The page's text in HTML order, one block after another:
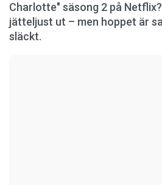
Charlotte" säsong 2 på
jätteljust ut – men hoppet är
släckt.